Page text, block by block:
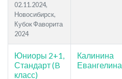
02.11.2024,
Новосибирск,
Кубок Фаворита
2024
Юниоры 2+1,
Стандарт (B
класс)
Калинина
Евангелина